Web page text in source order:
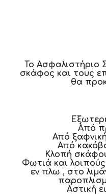
Το Ασφαλιστήριο
σκάφος και τους
θα
Aπό
Από
Από
Κλοπή
Φωτιά και
εν πλω , στο
Αστική